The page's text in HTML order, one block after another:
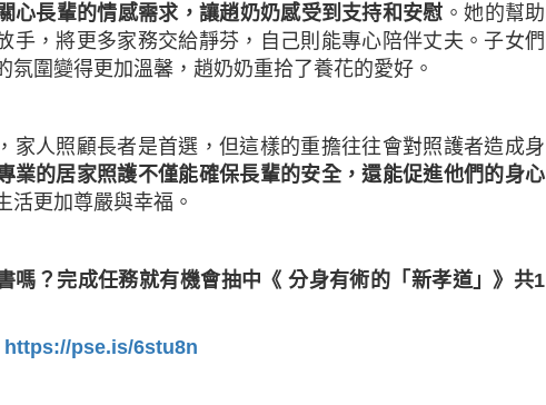
心長輩的情感需求，讓趙奶奶感受到支持和安慰 。她的幫助
手，將更多家務交給靜芬，自己則能專心陪伴丈夫。子女們
氛圍變得更加溫馨，趙奶奶重拾了養花的愛好。
家人照顧長者是首選，但這樣的重擔往往會對照護者造成身
業的居家照護不僅能確保長輩的安全，還能促進他們的身心
活更加尊嚴與幸福。
嗎？完成任務就有機會抽中《 分身有術的「新孝道」》共1
https://pse.is/6stu8n